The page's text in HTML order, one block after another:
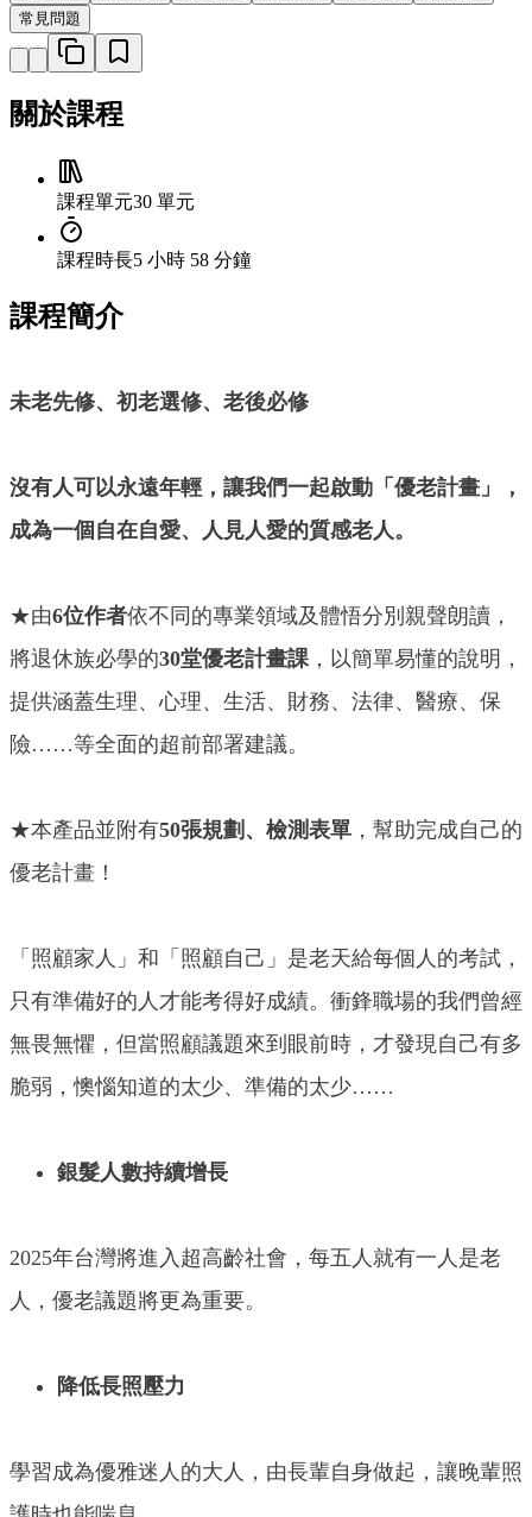
常見問題
關於課程
課程單元30 單元
課程時長5 小時 58 分鐘
課程簡介
未老先修、初老選修、老後必修
沒有人可以永遠年輕，讓我們一起啟動「優老計畫」，
成為一個自在自愛、人見人愛的質感老人。
★由6位作者依不同的專業領域及體悟分別親聲朗讀，
將退休族必學的30堂優老計畫課，以簡單易懂的說明，
提供涵蓋生理、心理、生活、財務、法律、醫療、保
險……等全面的超前部署建議。
★本產品並附有50張規劃、檢測表單 ，幫助完成自己的
優老計畫！
「照顧家人」和「照顧自己」是老天給每個人的考試，
只有準備好的人才能考得好成績。衝鋒職場的我們曾經
無畏無懼，但當照顧議題來到眼前時，才發現自己有多
脆弱，懊惱知道的太少、準備的太少……
銀髮人數持續增長
2025年台灣將進入超高齡社會，每五人就有一人是老
人，優老議題將更為重要。
降低長照壓力
學習成為優雅迷人的大人，由長輩自身做起，讓晚輩照